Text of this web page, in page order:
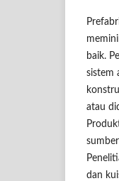
baik.
sistem
atau
dan